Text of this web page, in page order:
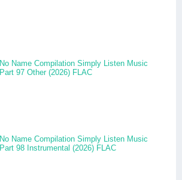
No Name Compilation Simply Listen Music
Part 97 Other (2026) FLAC
No Name Compilation Simply Listen Music
Part 98 Instrumental (2026) FLAC